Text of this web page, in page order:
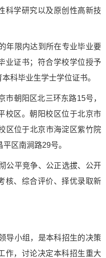
科学研究以及原创性高新技
年限内达到所在专业毕业要
业证书；符合学校学位授予
科毕业生学士学位证书。
市朝阳区北三环东路15号，
校区。朝阳校区位于北京市
区位于北京市海淀区紫竹院
区南涧路29号。
公平竞争、公正选拔、公开
核、综合评价、择优录取新
导小组，是本科招生的决策
作，讨论决定本科招生重大